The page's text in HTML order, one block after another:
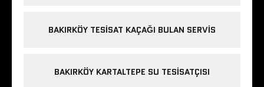
BAKIRKÖY TESISAT KAÇAĞI BULAN SERVIS
BAKIRKÖY KARTALTEPE SU TESISATÇISI